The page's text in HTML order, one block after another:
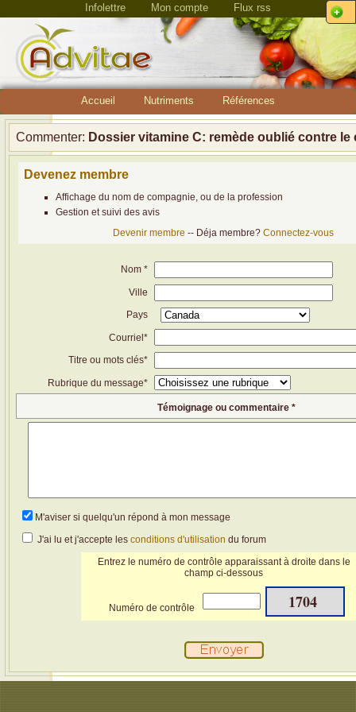
Infolettre Mon compte Flux rss
Accueil Nutriments Références
Commenter: Dossier vitamine C: remède oublié contre le
Devenez membre
Affichage du nom de compagnie, ou de la profession
Gestion et suivi des avis
Devenir membre -- Déja membre?Connectez-vous
Nom *
Ville
Pays
Courriel*
Titre ou mots clés*
Rubrique du message*
Témoignage ou commentaire *
M'aviser si quelqu'un répond à mon message
J'ai lu et j'accepte les conditions d'utilisation du forum
Entrez le numéro de contrôle apparaissant à droite dans le
champ ci-dessous
Numéro de contrôle 1704